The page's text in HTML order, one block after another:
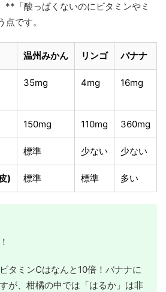
**「酸っぱくないのにビタミンやミ
です。
温州みかん リンゴ バナナ
35mg 4mg 16mg
150mg 110mg 360mg
標準 少ない 少ない
) 標準 標準 多い
タミンCはなんと10倍！バナナに
が、柑橘の中では「はるか」は非